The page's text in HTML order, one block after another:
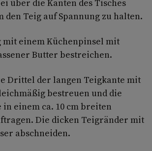
über die Kanten des Tisches
den Teig auf Spannung zu halten.
mit einem Küchenpinsel mit
Butter bestreichen.
Drittel der langen Teigkante mit
bestreuen und die
einem ca. 10 cm breiten
Die dicken Teigränder mit
abschneiden.